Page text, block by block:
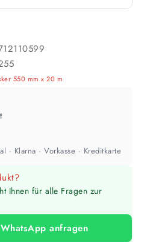
550 mm x 20 m
· Klarna · Vorkasse · Kreditkarte
Ihnen für alle Fragen zur
anfragen